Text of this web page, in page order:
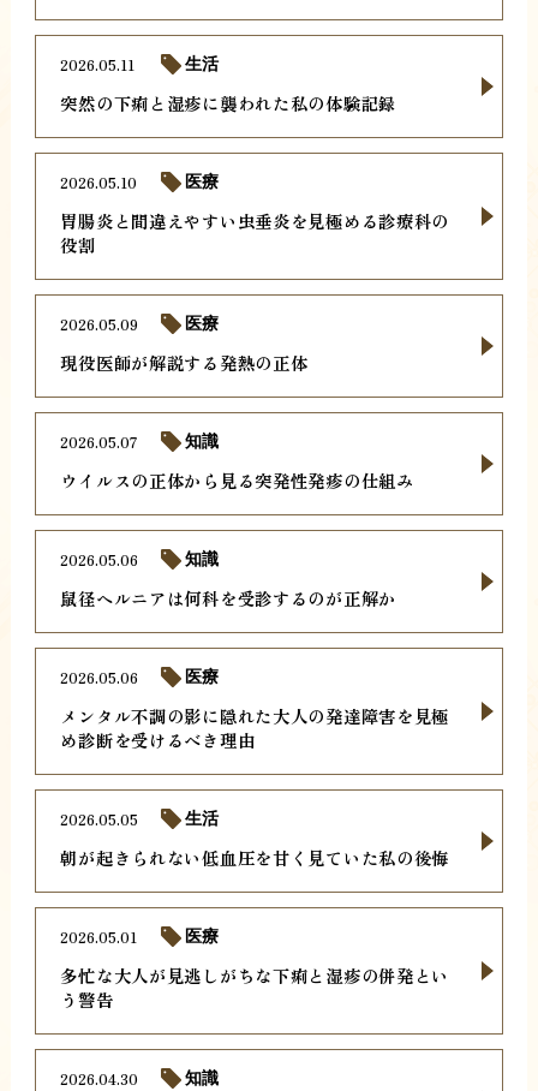
突然の下痢と湿疹に襲われた私の体験記録
2026.05.11 生活
胃腸炎と間違えやすい虫垂炎を見極める診療科の
役割
2026.05.10 医療
現役医師が解説する発熱の正体
2026.05.09 医療
ウイルスの正体から見る突発性発疹の仕組み
2026.05.07 知識
鼠径ヘルニアは何科を受診するのが正解か
2026.05.06 知識
メンタル不調の影に隠れた大人の発達障害を見極
め診断を受けるべき理由
2026.05.06 医療
朝が起きられない低血圧を甘く見ていた私の後悔
2026.05.05 生活
多忙な大人が見逃しがちな下痢と湿疹の併発とい
う警告
2026.05.01 医療
2026.04.30 知識